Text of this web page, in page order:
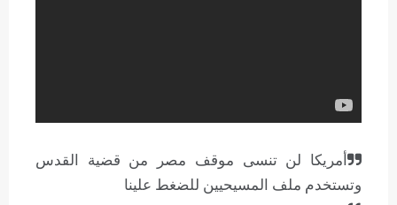
أمريكا لن تنسى موقف مصر من قضية القدس
وتستخدم ملف المسيحيين للضغط علينا